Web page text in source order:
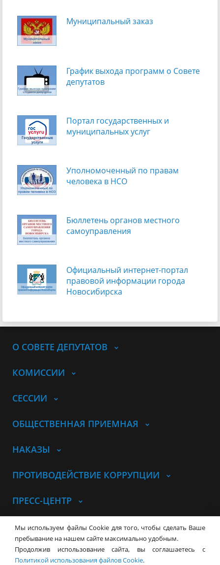
Муниципальный заказ
График выхода программ о Cовете
депутатов
Портал государственных и
муниципальных услуг
Уполномоченный по правам
человека в НСО
Бюллетень органов местного
самоуправления
Официальный интернет-портал
правовой информации города
Новосибирска
О СОВЕТЕ ДЕПУТАТОВ
КОМИССИИ
СЕССИИ
ОБЩЕСТВЕННАЯ ПРИЕМНАЯ
НАКАЗЫ
ПРОТИВОДЕЙСТВИЕ КОРРУПЦИИ
ПРЕСС-ЦЕНТР
© Совет депутатов города
НовосибирскаКонтакты Карта сайта
630099, г. Новосибирск, Красный
Мы используем файлы Cookie для того, чтобы сделать Ваше
пребывание на нашем сайте максимально удобным.
Продолжив использование сайта, вы соглашаетесь с
Политикой использования файлов Cookie.